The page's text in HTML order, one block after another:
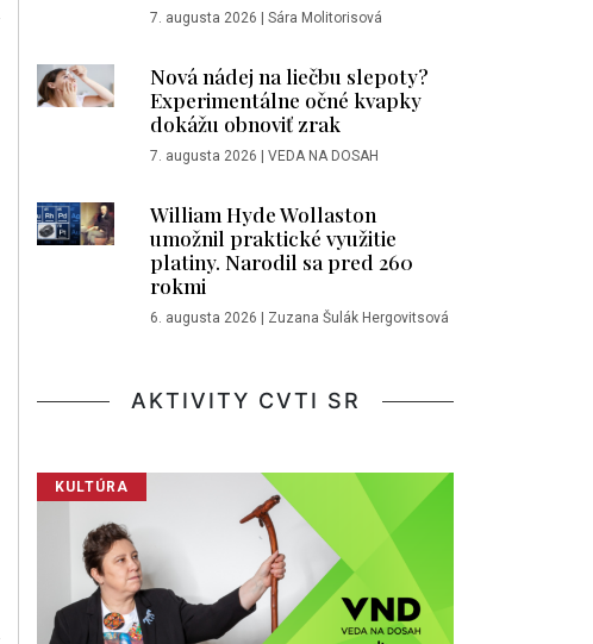
7. augusta 2026 | Sára Molitorisová
Nová nádej na liečbu slepoty?
Experimentálne očné kvapky
dokážu obnoviť zrak
7. augusta 2026 | VEDA NA DOSAH
William Hyde Wollaston
umožnil praktické využitie
platiny. Narodil sa pred 260
rokmi
6. augusta 2026 | Zuzana Šulák Hergovitsová
AKTIVITY CVTI SR
KULTÚRA